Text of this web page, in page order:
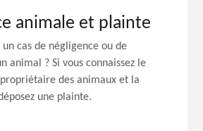
animale et plainte
un cas de négligence ou de
animal ? Si vous connaissez le
des animaux et la
une plainte.